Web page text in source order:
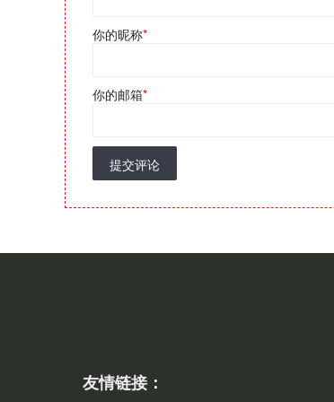
你的昵称*
你的邮箱*
提交评论
友情链接：